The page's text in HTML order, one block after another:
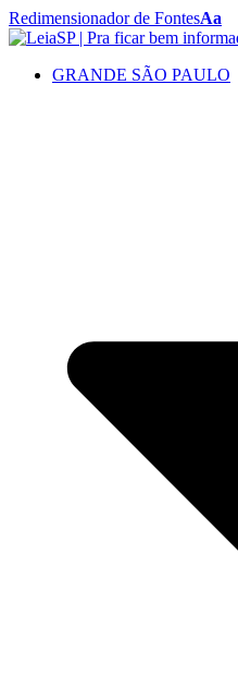
Redimensionador de FontesAa
GRANDE SÃO PAULO